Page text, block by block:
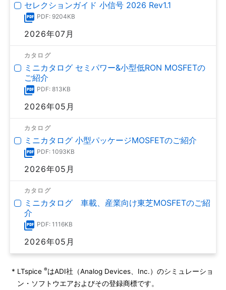
セレクションガイド 小信号 2026 Rev1.1
PDF: 9204KB
2026年07月
カタログ
ミニカタログ セミパワー&小型低RON MOSFETの
ご紹介
PDF: 813KB
2026年05月
カタログ
ミニカタログ 小型パッケージMOSFETのご紹介
PDF: 1093KB
2026年05月
カタログ
ミニカタログ 車載、産業向け東芝MOSFETのご紹
介
PDF: 1116KB
2026年05月
* LTspice ®はADI社（Analog Devices、Inc.）のシミュレーショ
ン・ソフトウエアおよびその登録商標です。